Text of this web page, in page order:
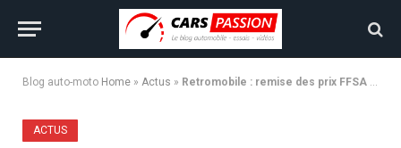
Blog auto-moto Home » Actus » Retromobile : remise des prix FFSA véhicules historiques
ACTUS